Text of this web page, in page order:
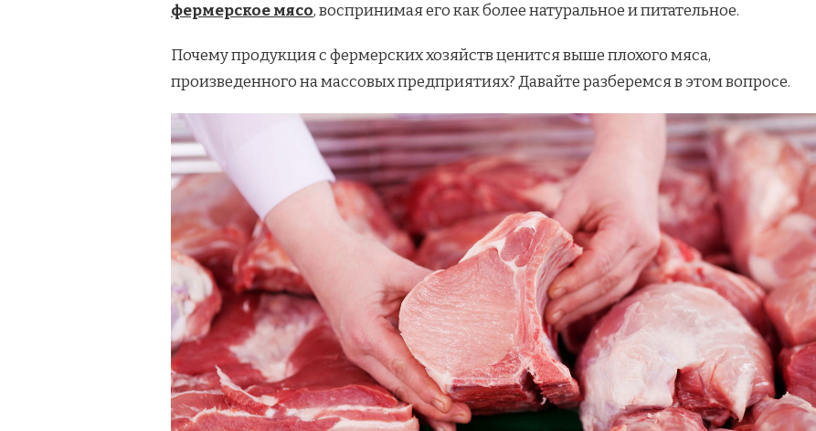
фермерское мясо, воспринимая его как более натуральное и питательное.
Почему продукция с фермерских хозяйств ценится выше плохого мяса,
произведенного на массовых предприятиях? Давайте разберемся в этом вопросе.